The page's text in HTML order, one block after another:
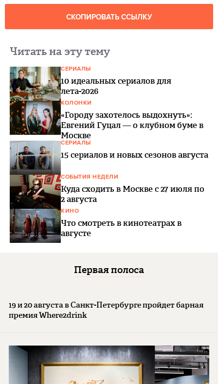
СКОПИРОВАТЬ ССЫЛКУ
Читать на эту тему
СЕРИАЛЫ
10 идеальных сериалов для
лета-2026
КОЛОНКИ
«Городу захотелось выдохнуть»:
Евгений Гуцал — о клубном буме в
Москве
СЕРИАЛЫ
15 сериалов и новых сезонов августа
СОБЫТИЯ НЕДЕЛИ
Куда сходить в Москве с 27 июля по
2 августа
КИНО
Что смотреть в кинотеатрах в
августе
Первая полоса
19 и 20 августа в Санкт-Петербурге пройдет барная
премия Where2drink